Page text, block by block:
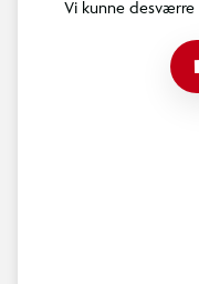
Vi kunne